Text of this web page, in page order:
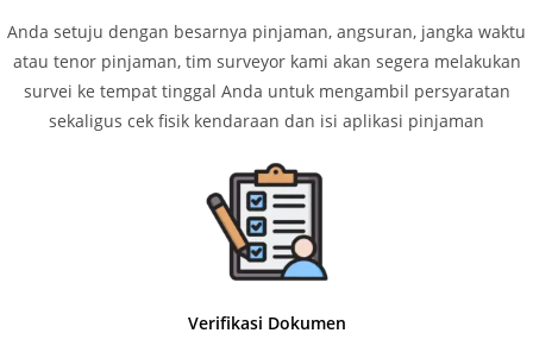
Anda setuju dengan besarnya pinjaman, angsuran, jangka waktu
atau tenor pinjaman, tim surveyor kami akan segera melakukan
survei ke tempat tinggal Anda untuk mengambil persyaratan
sekaligus cek fisik kendaraan dan isi aplikasi pinjaman
Verifikasi Dokumen